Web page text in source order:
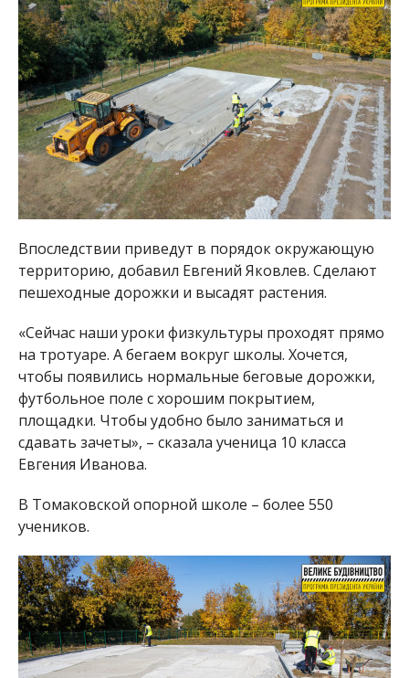
Впоследствии приведут в порядок окружающую
территорию, добавил Евгений Яковлев. Сделают
пешеходные дорожки и высадят растения.
«Сейчас наши уроки физкультуры проходят прямо
на тротуаре. А бегаем вокруг школы. Хочется,
чтобы появились нормальные беговые дорожки,
футбольное поле с хорошим покрытием,
площадки. Чтобы удобно было заниматься и
сдавать зачеты», – сказала ученица 10 класса
Евгения Иванова.
В Томаковской опорной школе – более 550
учеников.